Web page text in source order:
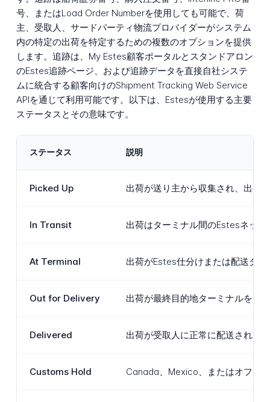
号、またはLoad Order Numberを使用しても可能で、荷
主、受取人、サードパーティ物流プロバイダーがシステム
内の特定の出荷を特定するための複数のオプションを提供
します。追跡は、My Estes顧客ポータルとスタンドアロン
のEstes追跡ページ、および追跡データを直接自社システ
ムに統合する顧客向けのShipment Tracking Web Service
APIを通じて利用可能です。以下は、Estesが使用する主要
ステータスとその意味です。
ステータス 説明
Picked Up 出荷が送り主から収集され、出発
In Transit 出荷はターミナル間のEstesネッ
At Terminal 出荷がEstes仕分けまたは配送タ
Out for Delivery 出荷が最終目的地ターミナルを出
Delivered 出荷が受取人に正常に配送されま
Customs Hold Canada、Mexico、またはオフシ